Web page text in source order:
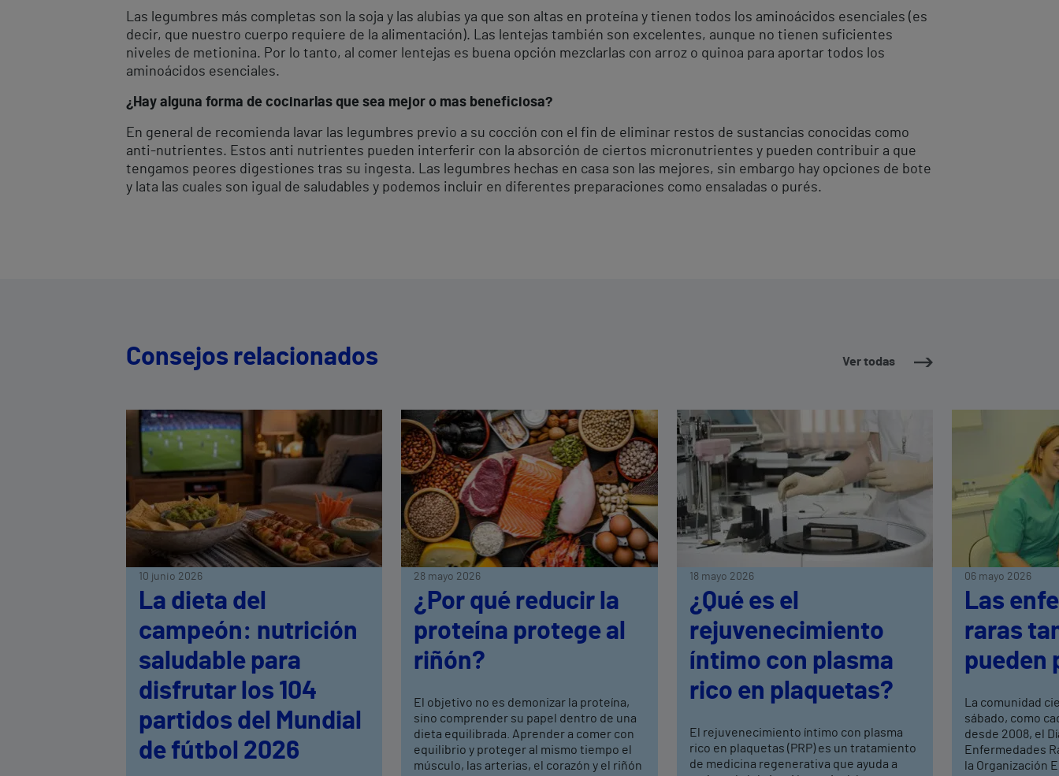
Las legumbres más completas son la soja y las alubias ya que son altas en proteína y tienen todos los aminoácidos esenciales (es
decir, que nuestro cuerpo requiere de la alimentación). Las lentejas también son excelentes, aunque no tienen suficientes
niveles de metionina. Por lo tanto, al comer lentejas es buena opción mezclarlas con arroz o quinoa para aportar todos los
aminoácidos esenciales.
¿Hay alguna forma de cocinarlas que sea mejor o mas beneficiosa?
En general de recomienda lavar las legumbres previo a su cocción con el fin de eliminar restos de sustancias conocidas como
anti-nutrientes. Estos anti nutrientes pueden interferir con la absorción de ciertos micronutrientes y pueden contribuir a que
tengamos peores digestiones tras su ingesta. Las legumbres hechas en casa son las mejores, sin embargo hay opciones de bote
y lata las cuales son igual de saludables y podemos incluir en diferentes preparaciones como ensaladas o purés.
Consejos relacionados Ver todas
10 junio 2026
La dieta del
campeón: nutrición
saludable para
disfrutar los 104
partidos del Mundial
de fútbol 2026
28 mayo 2026
¿Por qué reducir la
proteína protege al
riñón?
El objetivo no es demonizar la proteína,
sino comprender su papel dentro de una
dieta equilibrada. Aprender a comer con
equilibrio y proteger al mismo tiempo el
músculo, las arterias, el corazón y el riñón
18 mayo 2026
¿Qué es el
rejuvenecimiento
íntimo con plasma
rico en plaquetas?
El rejuvenecimiento íntimo con plasma
rico en plaquetas (PRP) es un tratamiento
de medicina regenerativa que ayuda a
06 mayo 2026
Las
raras
pueden
La comunidad
sábado, como
desde 2008, el
Enfermedades
la Organización